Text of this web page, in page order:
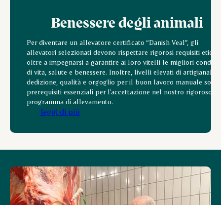
Benessere degli animali
Per diventare un allevatore certificato “Danish Veal”, gli
allevatori selezionati devono rispettare rigorosi requisiti etici,
oltre a impegnarsi a garantire ai loro vitelli le migliori
di vita, salute e benessere. Inoltre, livelli elevati di artigianalità,
dedizione, qualità e orgoglio per il buon lavoro manuale sono
prerequisiti essenziali per l'accettazione nel nostro rigoroso
programma di allevamento.
leggi di più